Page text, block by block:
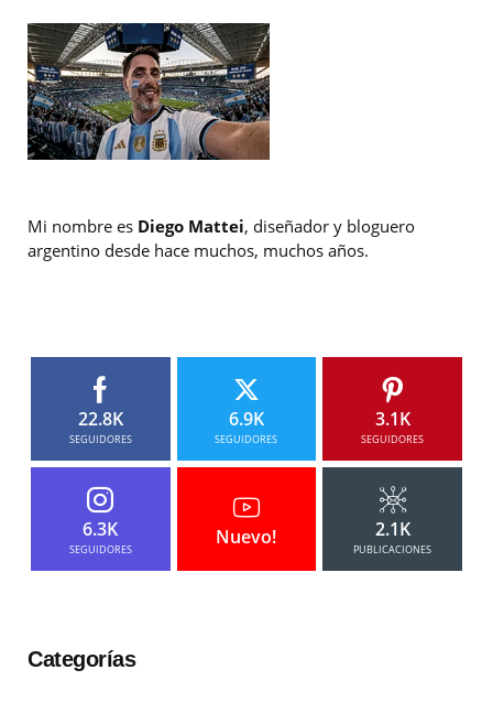
Mi nombre es Diego Mattei, diseñador y bloguero
argentino desde hace muchos, muchos años.
22.8K
SEGUIDORES
6.9K
SEGUIDORES
3.1K
SEGUIDORES
6.3K
SEGUIDORES
Nuevo! 2.1K
PUBLICACIONES
Categorías